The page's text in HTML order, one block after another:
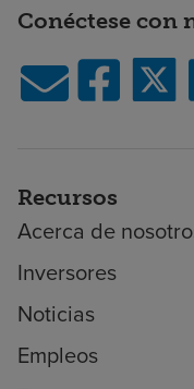
Conéctese con
Recursos
Acerca de
Inversores
Noticias
Empleos